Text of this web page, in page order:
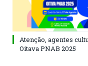
Atenção, agentes
Oitava PNAB 2025